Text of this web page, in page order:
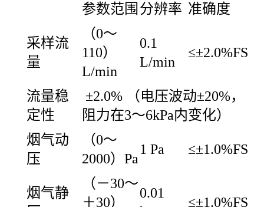
参数范围 分辨率 准确度
采样流
量
（0～
110）
L/min
0.1
L/min
≤±2.0%FS
流量稳
定性
±2.0% （电压波动±20%，
阻力在3～6kPa内变化）
烟气动
压
（0～
2000）Pa
1 Pa ≤±1.0%FS
烟气静
（－30～
＋30）
0.01
≤±1.0%FS